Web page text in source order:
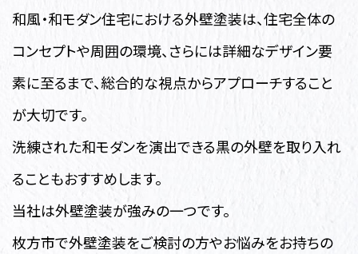
和風・和モダン住宅における外壁塗装は、住宅全体の
コンセプトや周囲の環境、さらには詳細なデザイン要
素に至るまで、総合的な視点からアプローチすること
が大切です。
洗練された和モダンを演出できる黒の外壁を取り入れ
ることもおすすめします。
当社は外壁塗装が強みの一つです。
枚方市で外壁塗装をご検討の方やお悩みをお持ちの